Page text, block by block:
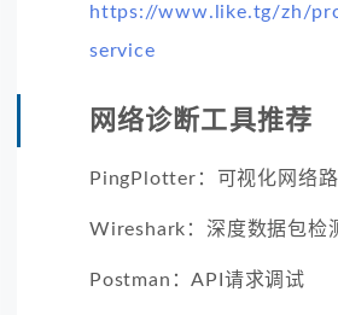
https://www.like.tg/zh/
service
网络诊断工具推荐
PingPlotter：可视化网络
Wireshark：深度数据包检
Postman：API请求调试